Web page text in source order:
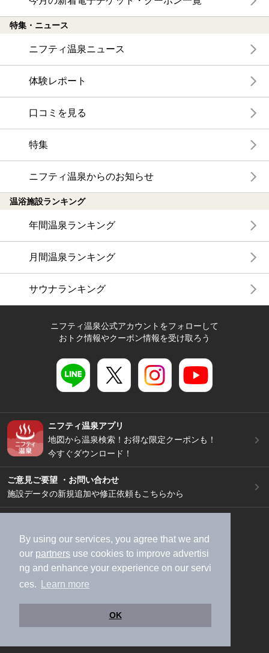
By using our services, you agree that we and
our partners use cookies to improve advertisi
ng and enhance your experience on our servi
ces.
Learn more
OK
特集・ニュース
ニフティ温泉ニュース
体験レポート
口コミを見る
特集
ニフティ温泉からのお知らせ
温浴施設ランキング
年間温泉ランキング
月間温泉ランキング
サウナランキング
ニフティ温泉公式アカウントをフォローして
おトク情報やクーポン情報を受け取ろう
ニフティ温泉アプリ
地図から温泉検索！お得な限定クーポンも！
今すぐダウンロード！
ご意見ご要望 ・お問い合わせ
施設データの新規追加や修正依頼もこちらから
加盟店募集（資料請求）
広告出稿のご案内
利用規約
ライフスタイルMEMBERS+規約
特定商取引法に基づく表記
ヘルプ
採用情報
運営会社